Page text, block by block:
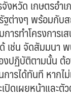
หวัด เกษตรอำ
ฐต่างๆ พร้อมกั
รทำโครงการเ
เช่น จัดสัมมนา
องปฏิบัติตามนั้น
การได้ทันที หาก
ดเผยหน้าและตั